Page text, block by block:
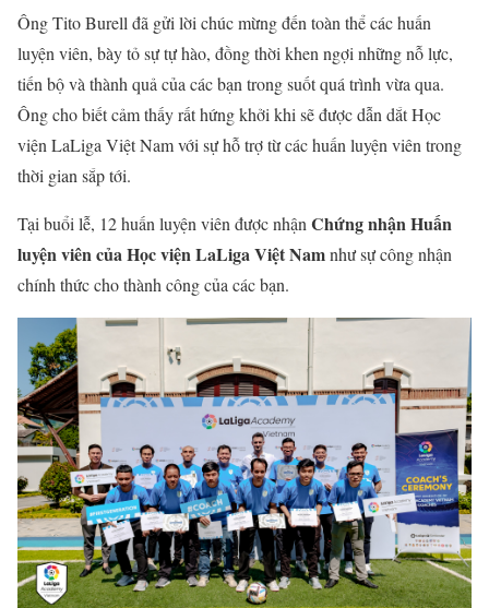
Ông Tito Burell đã gửi lời chúc mừng đến toàn thể các huấn
luyện viên, bày tỏ sự tự hào, đồng thời khen ngợi những nỗ lực,
tiến bộ và thành quả của các bạn trong suốt quá trình vừa qua.
Ông cho biết cảm thấy rất hứng khởi khi sẽ được dẫn dắt Học
viện LaLiga Việt Nam với sự hỗ trợ từ các huấn luyện viên trong
thời gian sắp tới.
Tại buổi lễ, 12 huấn luyện viên được nhận Chứng nhận Huấn
luyện viên của Học viện LaLiga Việt Namnhư sự công nhận
chính thức cho thành công của các bạn.